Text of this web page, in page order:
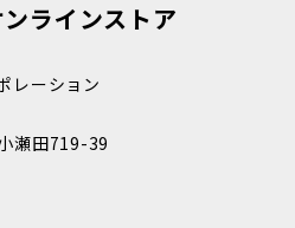
ラインストア
レーション
瀬田719-39